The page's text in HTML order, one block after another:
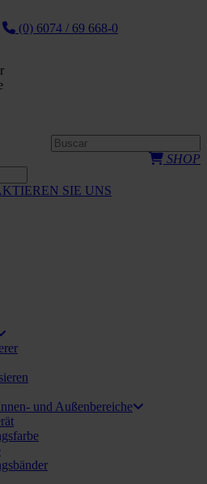
(0) 6074 / 69 668-0
SHOP
SIE UNS
und Außenbereiche